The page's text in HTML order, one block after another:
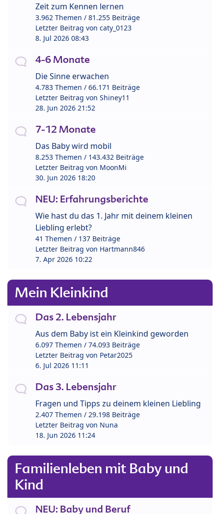
Zeit zum Kennen lernen
3.962 Themen / 81.255 Beiträge
Letzter Beitrag von caty_0123
8. Jul 2026 08:43
4-6 Monate
Die Sinne erwachen
4.783 Themen / 66.171 Beiträge
Letzter Beitrag von Shiney11
28. Jun 2026 21:52
7-12 Monate
Das Baby wird mobil
8.253 Themen / 143.432 Beiträge
Letzter Beitrag von MoonMi
30. Jun 2026 18:20
NEU: Erfahrungsberichte
Wie hast du das 1. Jahr mit deinem kleinen
Liebling erlebt?
41 Themen / 137 Beiträge
Letzter Beitrag von Hartmann846
7. Apr 2026 10:22
Mein Kleinkind
Das 2. Lebensjahr
Aus dem Baby ist ein Kleinkind geworden
6.097 Themen / 74.093 Beiträge
Letzter Beitrag von Petar2025
6. Jul 2026 11:11
Das 3. Lebensjahr
Fragen und Tipps zu deinem kleinen Liebling
2.407 Themen / 29.198 Beiträge
Letzter Beitrag von Nuna
18. Jun 2026 11:24
Familienleben mit Baby und
Kind
NEU: Baby und Beruf